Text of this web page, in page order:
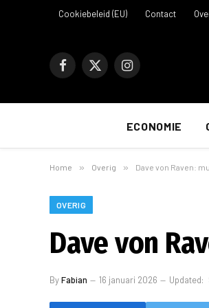
Cookiebeleid (EU) Contact
Facebook
X
Instagram
ECONOMIE
Home » Overig » Dave von Raven:
OVERIG
Dave von
ByFabian 16 januari 2026 Updated: